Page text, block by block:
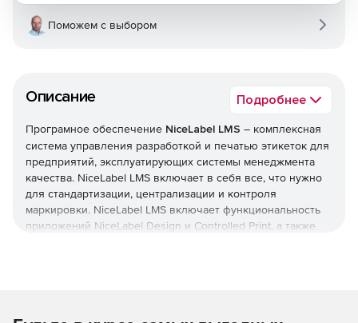
Описание Подробнее
Програмное обеспечение NiceLabel LMS – комплексная
система управления разработкой и печатью этикеток для
предприятий, эксплуатирующих системы менеджмента
качества. NiceLabel LMS включает в себя все, что нужно
для стандартизации, централизации и контроля
маркировки. NiceLabel LMS включает функциональность
приложений NiceLabel Design и Controlled Print, а также
Поможем с выбором